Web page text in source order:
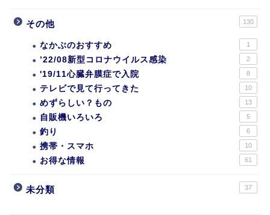
その他 130
なかぶのおすすめ 1
’22/08新型コロナウイルス感染 2
'19/11心臓弁膜症で入院 8
テレビで見て行ってきた 10
めずらしい？もの 13
自販機いろいろ 5
釣り 6
携帯・スマホ 10
お得な情報 61
未分類 37